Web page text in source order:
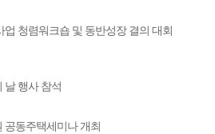
청렴워크숍 및 동반성장 결의 대회
날 행사 참석
공동주택세미나 개최